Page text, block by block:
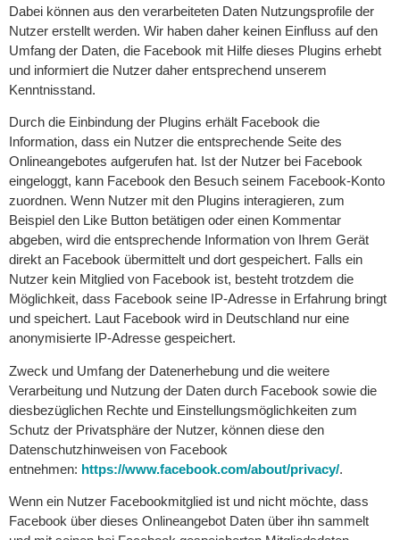
Dabei können aus den verarbeiteten Daten Nutzungsprofile der
Nutzer erstellt werden. Wir haben daher keinen Einfluss auf den
Umfang der Daten, die Facebook mit Hilfe dieses Plugins erhebt
und informiert die Nutzer daher entsprechend unserem
Kenntnisstand.
Durch die Einbindung der Plugins erhält Facebook die
Information, dass ein Nutzer die entsprechende Seite des
Onlineangebotes aufgerufen hat. Ist der Nutzer bei Facebook
eingeloggt, kann Facebook den Besuch seinem Facebook-Konto
zuordnen. Wenn Nutzer mit den Plugins interagieren, zum
Beispiel den Like Button betätigen oder einen Kommentar
abgeben, wird die entsprechende Information von Ihrem Gerät
direkt an Facebook übermittelt und dort gespeichert. Falls ein
Nutzer kein Mitglied von Facebook ist, besteht trotzdem die
Möglichkeit, dass Facebook seine IP-Adresse in Erfahrung bringt
und speichert. Laut Facebook wird in Deutschland nur eine
anonymisierte IP-Adresse gespeichert.
Zweck und Umfang der Datenerhebung und die weitere
Verarbeitung und Nutzung der Daten durch Facebook sowie die
diesbezüglichen Rechte und Einstellungsmöglichkeiten zum
Schutz der Privatsphäre der Nutzer, können diese den
Datenschutzhinweisen von Facebook
entnehmen: https://www.facebook.com/about/privacy/.
Wenn ein Nutzer Facebookmitglied ist und nicht möchte, dass
Facebook über dieses Onlineangebot Daten über ihn sammelt